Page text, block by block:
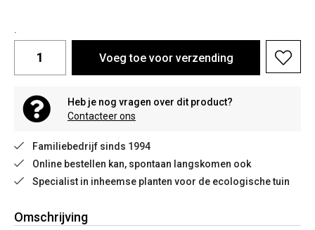
.
Voeg toe voor verzending
Heb je nog vragen over dit product?
Contacteer ons
Familiebedrijf sinds 1994
Online bestellen kan, spontaan langskomen ook
Specialist in inheemse planten voor de ecologische tuin
Omschrijving